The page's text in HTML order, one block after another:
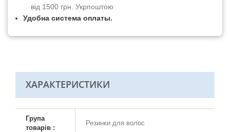
від 1500 грн. Укрпоштою
Удобна система оплаты.
ХАРАКТЕРИСТИКИ
Група
товарів :
Резинки для волос